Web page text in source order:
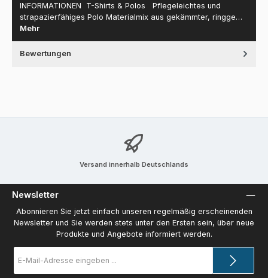
INFORMATIONEN T-Shirts & Polos Pflegeleichtes und
strapazierfähiges Polo Materialmix aus gekämmter, ringge…
Mehr
Bewertungen
Versand innerhalb Deutschlands
Newsletter
Abonnieren Sie jetzt einfach unseren regelmäßig erscheinenden
Newsletter und Sie werden stets unter den Ersten sein, über neue
Produkte und Angebote informiert werden.
Mail-
Adresse